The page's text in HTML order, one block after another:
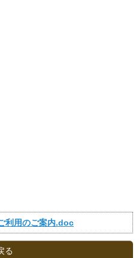
利用のご案内.doc
る